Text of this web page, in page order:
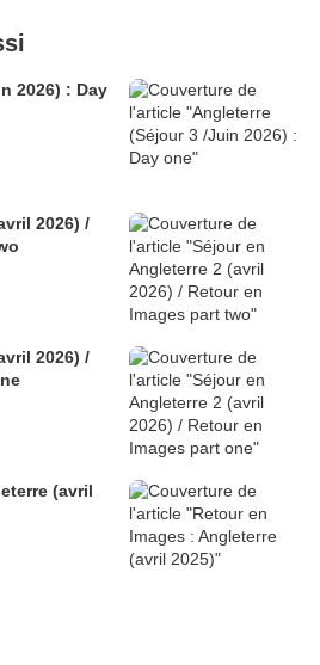
2026) : Day
2026) /
2026) /
(avril